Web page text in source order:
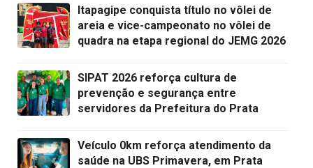
Itapagipe conquista título no vôlei de
areia e vice-campeonato no vôlei de
quadra na etapa regional do JEMG 2026
SIPAT 2026 reforça cultura de
prevenção e segurança entre
servidores da Prefeitura do Prata
Veículo 0km reforça atendimento da
saúde na UBS Primavera, em Prata